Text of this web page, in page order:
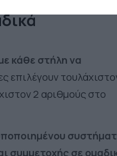
κάθε στήλη να
επιλέγουν
2 αριθμούς στο
συμμετοχής σε